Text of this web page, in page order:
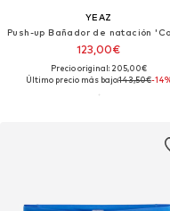
YEAZ
123,00€
Precio original: 205,00€
Último precio más bajo:143,50€-